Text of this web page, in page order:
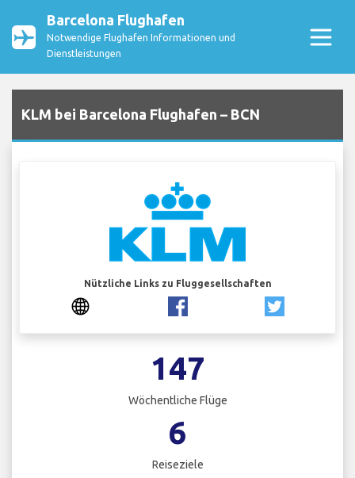
Barcelona Flughafen
Notwendige Flughafen Informationen und
Dienstleistungen
KLM bei Barcelona Flughafen – BCN
Nützliche Links zu Fluggesellschaften
147
Wöchentliche Flüge
6
Reiseziele